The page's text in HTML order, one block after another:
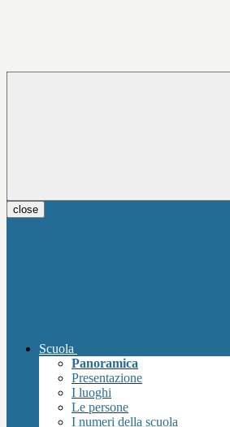
close
Scuola
Panoramica
Presentazione
I luoghi
Le persone
I numeri della scuola